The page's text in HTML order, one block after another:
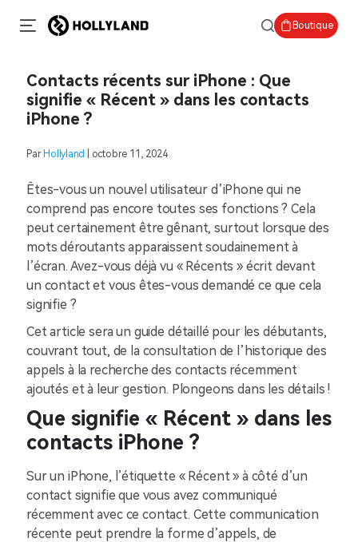
Boutique
Contacts récents sur iPhone : Que
signifie « Récent » dans les contacts
iPhone ?
Par Hollyland | octobre 11, 2024
Êtes-vous un nouvel utilisateur d’iPhone qui ne
comprend pas encore toutes ses fonctions ? Cela
peut certainement être gênant, surtout lorsque des
mots déroutants apparaissent soudainement à
l’écran. Avez-vous déjà vu « Récents » écrit devant
un contact et vous êtes-vous demandé ce que cela
signifie ?
Cet article sera un guide détaillé pour les débutants,
couvrant tout, de la consultation de l’historique des
appels à la recherche des contacts récemment
ajoutés et à leur gestion. Plongeons dans les détails !
Que signifie « Récent » dans les
contacts iPhone ?
Sur un iPhone, l’étiquette « Récent » à côté d’un
contact signifie que vous avez communiqué
récemment avec ce contact. Cette communication
récente peut prendre la forme d’appels, de